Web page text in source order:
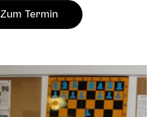
Zum Termin